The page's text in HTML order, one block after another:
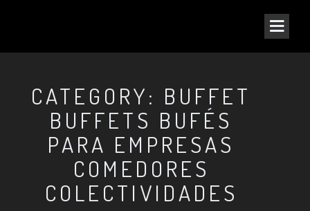
CATEGORY: BUFFET
BUFFETS BUFÉS
PARA EMPRESAS
COMEDORES
COLECTIVIDADES